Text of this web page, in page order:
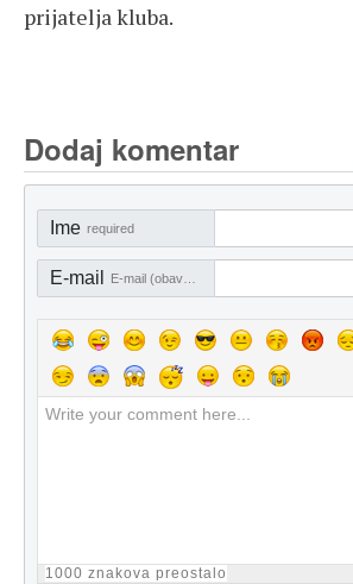
prijatelja kluba.
Dodaj komentar
Ime required
E-mail
1000 znakova preostalo